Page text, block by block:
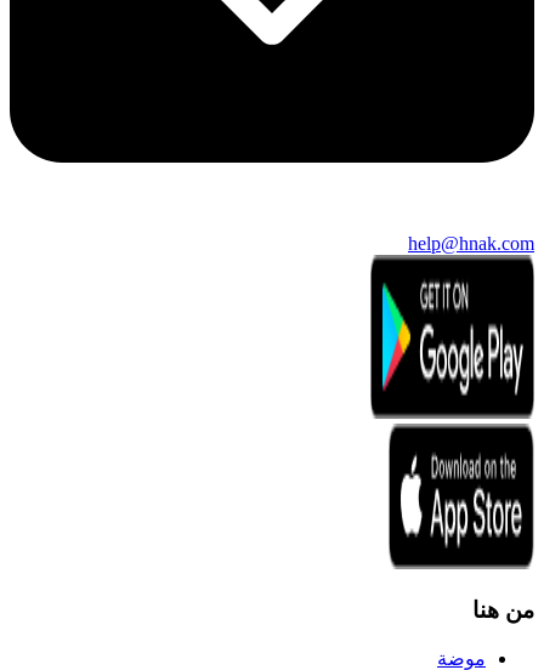
help@hnak.com
من هنا
موضة